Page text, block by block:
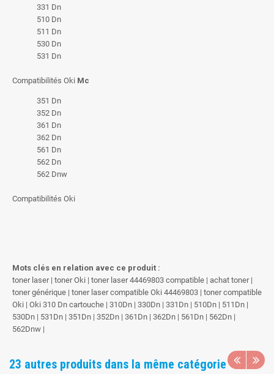
331 Dn
510 Dn
511 Dn
530 Dn
531 Dn
Compatibilités Oki Mc
351 Dn
352 Dn
361 Dn
362 Dn
561 Dn
562 Dn
562 Dnw
Compatibilités Oki
Mots clés en relation avec ce produit :
toner laser | toner Oki | toner laser 44469803 compatible | achat toner |
toner générique | toner laser compatible Oki 44469803 | toner compatible
Oki | Oki 310 Dn cartouche | 310Dn | 330Dn | 331Dn | 510Dn | 511Dn |
530Dn | 531Dn | 351Dn | 352Dn | 361Dn | 362Dn | 561Dn | 562Dn |
562Dnw |
23 autres produits dans la même catégorie